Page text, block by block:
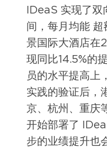
IDeaS 实现了
间，每月均能
景国际大酒店在
现同比14.5%的
员的水平提高上
实践的验证后，
京、杭州、重庆
开始部署了
步的业绩提升也